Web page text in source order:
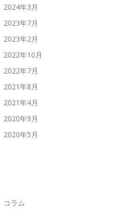
2024年3月
2023年7月
2023年2月
2022年10月
2022年7月
2021年8月
2021年4月
2020年9月
2020年5月
コラム